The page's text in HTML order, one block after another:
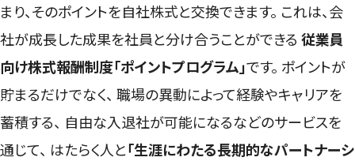
まり、そのポイントを自社株式と交換できます。 これは、会
社が成長した成果を社員と分け合うことができる 従業員
向け株式報酬制度「ポイントプログラム」です。 ポイントが
貯まるだけでなく、 職場の異動によって経験やキャリアを
蓄積する、 自由な入退社が可能になるなどのサービスを
通じて、 はたらく人と「生涯にわたる長期的なパートナーシ